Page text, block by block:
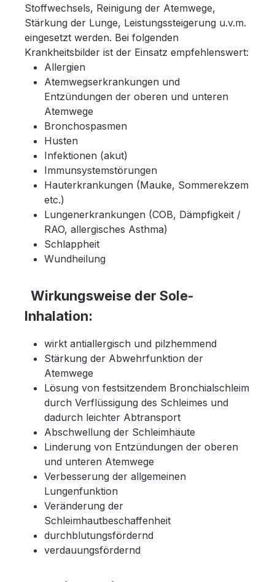
Stoffwechsels, Reinigung der Atemwege,
Stärkung der Lunge, Leistungssteigerung u.v.m.
eingesetzt werden. Bei folgenden
Krankheitsbilder ist der Einsatz empfehlenswert:
Allergien
Atemwegserkrankungen und
Entzündungen der oberen und unteren
Atemwege
Bronchospasmen
Husten
Infektionen (akut)
Immunsystemstörungen
Hauterkrankungen (Mauke, Sommerekzem
etc.)
Lungenerkrankungen (COB, Dämpfigkeit /
RAO, allergisches Asthma)
Schlappheit
Wundheilung
Wirkungsweise der Sole-
Inhalation:
wirkt antiallergisch und pilzhemmend
Stärkung der Abwehrfunktion der
Atemwege
Lösung von festsitzendem Bronchialschleim
durch Verflüssigung des Schleimes und
dadurch leichter Abtransport
Abschwellung der Schleimhäute
Linderung von Entzündungen der oberen
und unteren Atemwege
Verbesserung der allgemeinen
Lungenfunktion
Veränderung der
Schleimhautbeschaffenheit
durchblutungsfördernd
verdauungsfördernd